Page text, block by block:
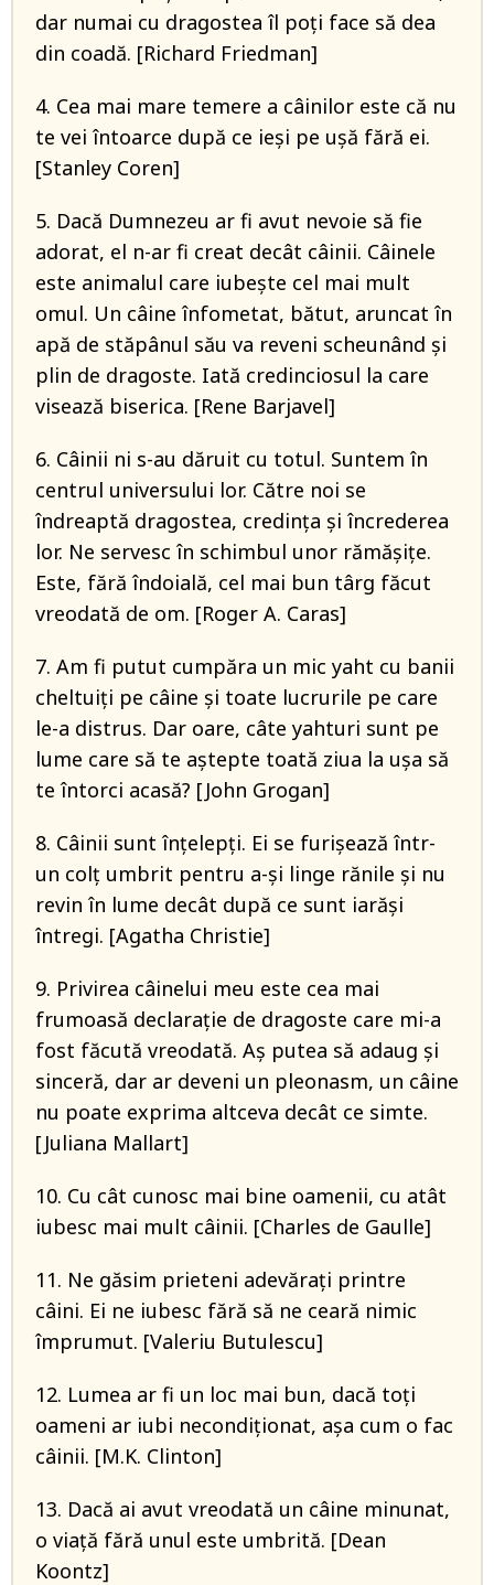
dar numai cu dragostea îl poţi face să dea
din coadă. [Richard Friedman]
4. Cea mai mare temere a câinilor este că nu
te vei întoarce după ce ieși pe ușă fără ei.
[Stanley Coren]
5. Dacă Dumnezeu ar fi avut nevoie să fie
adorat, el n-ar fi creat decât câinii. Câinele
este animalul care iubeşte cel mai mult
omul. Un câine înfometat, bătut, aruncat în
apă de stăpânul său va reveni scheunând şi
plin de dragoste. Iată credinciosul la care
visează biserica. [Rene Barjavel]
6. Câinii ni s-au dăruit cu totul. Suntem în
centrul universului lor. Către noi se
îndreaptă dragostea, credința și încrederea
lor. Ne servesc în schimbul unor rămășițe.
Este, fără îndoială, cel mai bun târg făcut
vreodată de om. [Roger A. Caras]
7. Am fi putut cumpăra un mic yaht cu banii
cheltuiți pe câine și toate lucrurile pe care
le-a distrus. Dar oare, câte yahturi sunt pe
lume care să te aștepte toată ziua la ușa să
te întorci acasă? [John Grogan]
8. Câinii sunt înțelepți. Ei se furișează într-
un colț umbrit pentru a-și linge rănile și nu
revin în lume decât după ce sunt iarăși
întregi. [Agatha Christie]
9. Privirea câinelui meu este cea mai
frumoasă declaraţie de dragoste care mi-a
fost făcută vreodată. Aş putea să adaug şi
sinceră, dar ar deveni un pleonasm, un câine
nu poate exprima altceva decât ce simte.
[Juliana Mallart]
10. Cu cât cunosc mai bine oamenii, cu atât
iubesc mai mult câinii. [Charles de Gaulle]
11. Ne găsim prieteni adevăraţi printre
câini. Ei ne iubesc fără să ne ceară nimic
împrumut. [Valeriu Butulescu]
12. Lumea ar fi un loc mai bun, dacă toţi
oameni ar iubi necondiţionat, aşa cum o fac
câinii. [M.K. Clinton]
13. Dacă ai avut vreodată un câine minunat,
o viață fără unul este umbrită. [Dean
Koontz]